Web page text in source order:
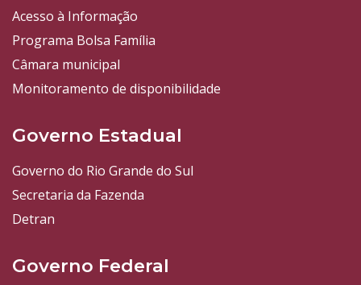
Acesso à Informação
Programa Bolsa Família
Câmara municipal
Monitoramento de disponibilidade
Governo Estadual
Governo do Rio Grande do Sul
Secretaria da Fazenda
Detran
Governo Federal